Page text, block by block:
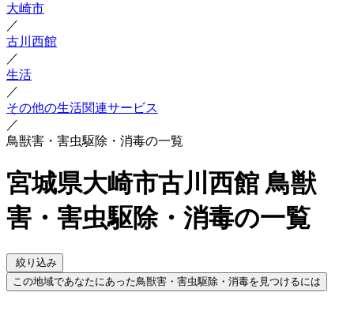
大崎市
／
古川西館
／
生活
／
その他の生活関連サービス
／
鳥獣害・害虫駆除・消毒の一覧
宮城県大崎市古川西館 鳥獣
害・害虫駆除・消毒の一覧
絞り込み
この地域であなたにあった鳥獣害・害虫駆除・消毒を見つけるには